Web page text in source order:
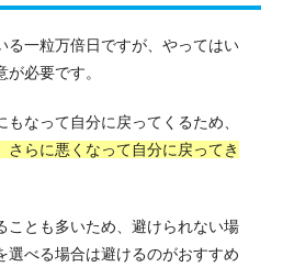
る一粒万倍日ですが、やってはい
必要です。
なって自分に戻ってくるため、
さらに悪くなって自分に戻ってき
ことも多いため、避けられない場
選べる場合は避けるのがおすすめ